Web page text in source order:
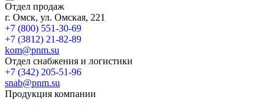
Отдел продаж
г. Омск, ул. Омская, 221
+7 (800) 551-30-69
+7 (3812) 21-82-89
kom@pnm.su
Отдел снабжения и логистики
+7 (342) 205-51-96
snab@pnm.su
Продукция компании